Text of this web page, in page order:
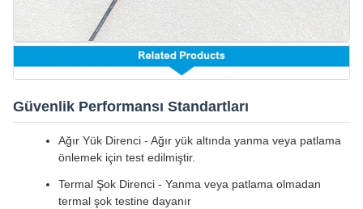
Güvenlik Performansı Standartları
Ağır Yük Direnci - Ağır yük altında yanma veya patlama
önlemek için test edilmiştir.
Termal Şok Direnci - Yanma veya patlama olmadan
termal şok testine dayanır